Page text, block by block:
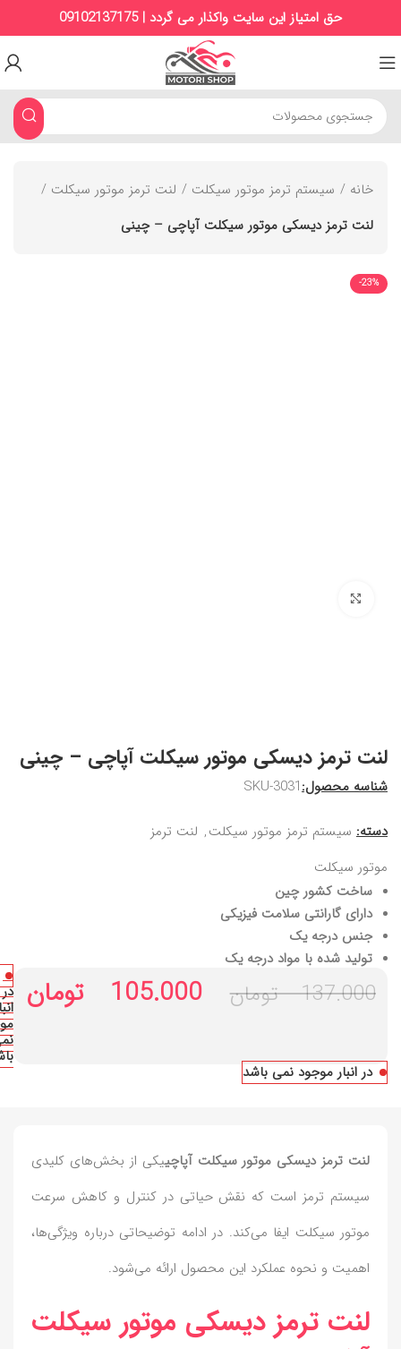
حق امتیاز این سایت واکذار می گردد | 09102137175
خانه سیستم ترمز موتور سیکلت
لنت ترمز موتور سیکلت
لنت ترمز دیسکی موتور سیکلت آپاچی – چینی
-23%
لنت ترمز دیسکی موتور سیکلت آپاچی – چینی
شناسه محصول:SKU-3031
دسته: سیستم ترمز موتور سیکلت, لنت ترمز
موتور سیکلت
ساخت کشور چین
دارای گارانتی سلامت فیزیکی
جنس درجه یک
تولید شده با مواد درجه یک
137.000 تومان 105.000 تومان در
در انبار موجود نمی باشد
لنت ترمز دیسکی موتور سیکلت آپاچییکی از بخش‌های کلیدی
سیستم ترمز است که نقش حیاتی در کنترل و کاهش سرعت
موتور سیکلت ایفا می‌کند. در ادامه توضیحاتی درباره ویژگی‌ها،
اهمیت و نحوه عملکرد این محصول ارائه می‌شود.
لنت ترمز دیسکی موتور سیکلت